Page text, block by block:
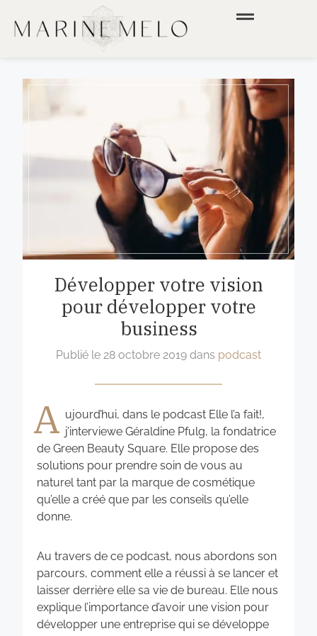
Développer votre vision
pour développer votre
business
Publié le 28 octobre 2019 dans podcast
A ujourd’hui, dans le podcast Elle l’a fait!,
j’interviewe Géraldine Pfulg, la fondatrice
de Green Beauty Square. Elle propose des
solutions pour prendre soin de vous au
naturel tant par la marque de cosmétique
qu’elle a créé que par les conseils qu’elle
donne.
Au travers de ce podcast, nous abordons son
parcours, comment elle a réussi à se lancer et
laisser derrière elle sa vie de bureau. Elle nous
explique l’importance d’avoir une vision pour
développer une entreprise qui se développe